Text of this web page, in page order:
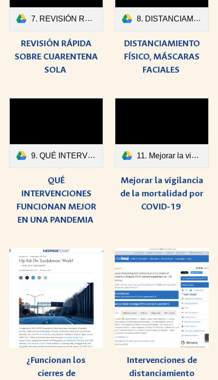
7. REVISIÓN RÁPIDA SOBRE CUARENTENA SOLA.pdf
REVISIÓN RÁPIDA
SOBRE CUARENTENA
SOLA
8. DISTANCIAMIENTO FÍSICO, MÁSCARAS FACIALES.pdf
DISTANCIAMIENTO
FÍSICO, MÁSCARAS
FACIALES
9. QUÉ INTERVENCIONES FUNCIONAN MEJOR EN UNA PANDEMIA.pdf
QUÉ
INTERVENCIONES
FUNCIONAN MEJOR
EN UNA PANDEMIA
11. Mejorar la vigilancia de la mortalidad por COVID-19.pdf
Mejorar la vigilancia
de la mortalidad por
COVID-19
¿Funcionan los
cierres de
Intervenciones de
distanciamiento